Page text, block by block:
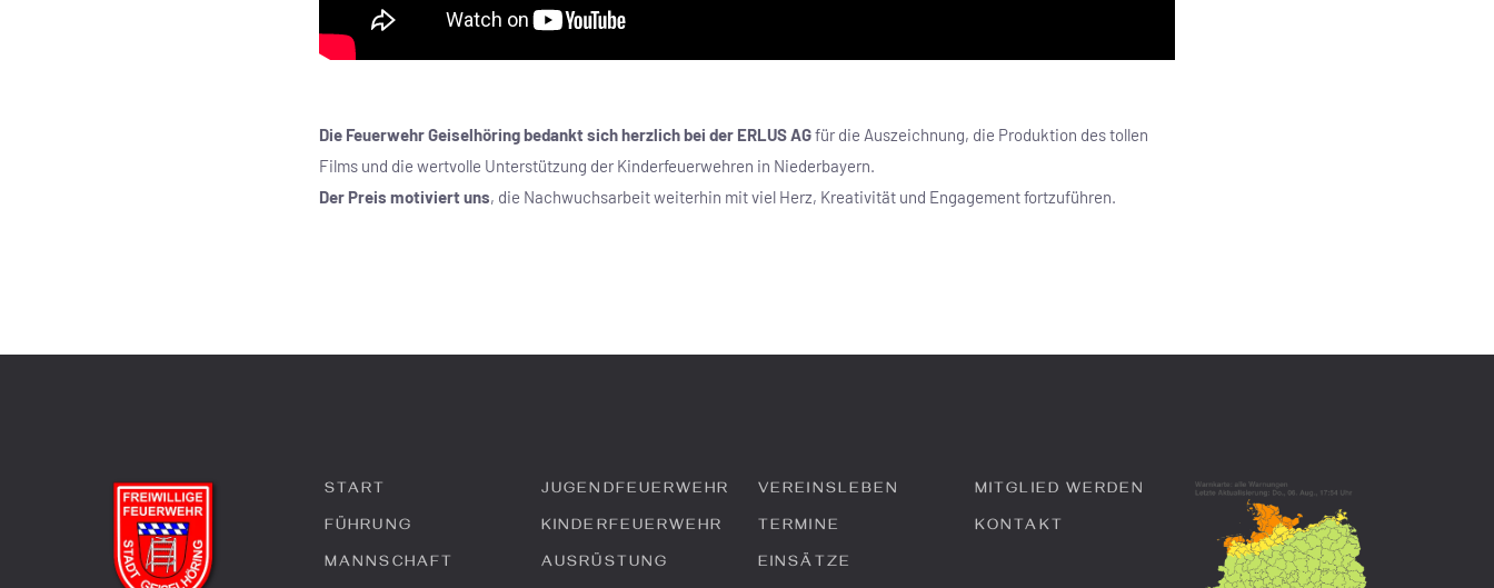
Die Feuerwehr Geiselhöring bedankt sich herzlich bei der ERLUS AGfür die Auszeichnung, die Produktion des tollen
Films und die wertvolle Unterstützung der Kinderfeuerwehren in Niederbayern.
Der Preis motiviert uns, die Nachwuchsarbeit weiterhin mit viel Herz, Kreativität und Engagement fortzuführen.
START
FÜHRUNG
MANNSCHAFT
JUGENDFEUERWEHR
KINDERFEUERWEHR
AUSRÜSTUNG
VEREINSLEBEN
TERMINE
EINSÄTZE
MITGLIED WERDEN
KONTAKT